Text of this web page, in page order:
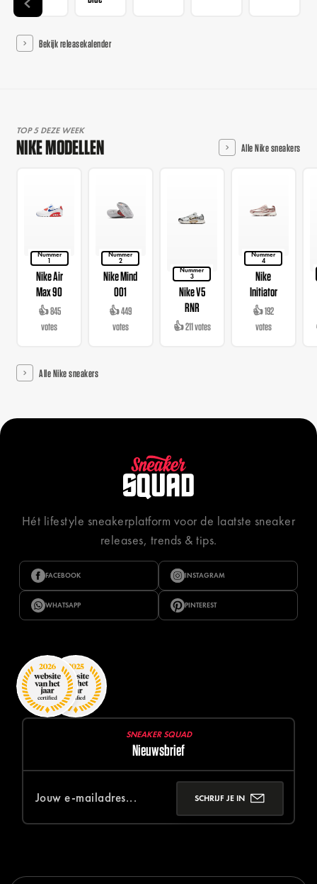
Bekijk releasekalender
TOP 5 DEZE WEEK
NIKE MODELLEN Alle Nike sneakers
Nummer
1
Nike Air
Max 90
👍 845
votes
Nummer
2
Nike Mind
001
👍 449
votes
Nummer
3
Nike V5
RNR
👍 211 votes
Nummer
4
Nike
Initiator
👍 192
votes
Alle Nike sneakers
Hét lifestyle sneakerplatform voor de laatste sneaker
releases, trends & tips.
FACEBOOK INSTAGRAM
WHATSAPP PINTEREST
SNEAKER SQUAD
Nieuwsbrief
SCHRIJF JE IN